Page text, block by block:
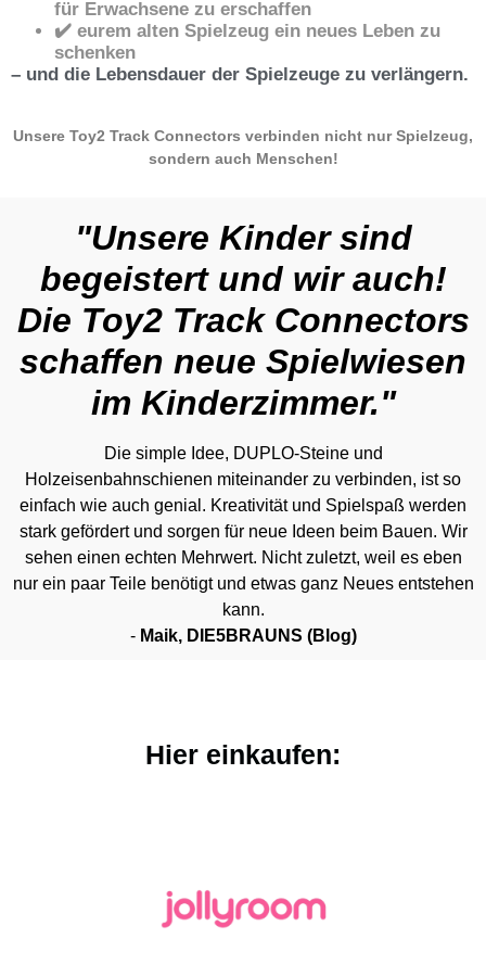
für Erwachsene zu erschaffen
✔️ eurem alten Spielzeug ein neues Leben zu
schenken
– und die Lebensdauer der Spielzeuge zu verlängern.
Unsere Toy2 Track Connectors verbinden nicht nur Spielzeug,
sondern auch Menschen!
"Unsere Kinder sind
begeistert und wir auch!
Die Toy2 Track Connectors
schaffen neue Spielwiesen
im Kinderzimmer."
Die simple Idee, DUPLO-Steine und
Holzeisenbahnschienen miteinander zu verbinden, ist so
einfach wie auch genial. Kreativität und Spielspaß werden
stark gefördert und sorgen für neue Ideen beim Bauen. Wir
sehen einen echten Mehrwert. Nicht zuletzt, weil es eben
nur ein paar Teile benötigt und etwas ganz Neues entstehen
kann.
- Maik, DIE5BRAUNS (Blog)
Hier einkaufen:
Visit Vendor